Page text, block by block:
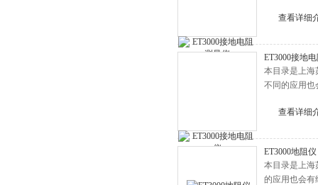
查看详细
ET3000接地
本目录是上海
不同的应用也
查看详细
ET3000地阻仪
本目录是上海
的应用也会有